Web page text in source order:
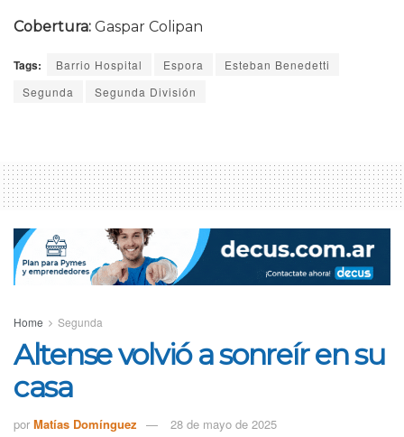
Cobertura: Gaspar Colipan
Tags: Barrio Hospital Espora
Esteban Benedetti
Segunda
Segunda División
Home Segunda
Altense volvió a sonreír en su
casa
por Matías Domínguez 28 de mayo de 2025